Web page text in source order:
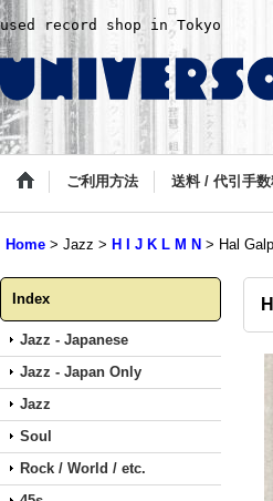
used record shop in Tokyo
ご利用方法 送料 / 代引手
Home > Jazz > H I J K L M N > Hal
Index
Jazz - Japanese
Jazz - Japan Only
Jazz
Soul
Rock / World / etc.